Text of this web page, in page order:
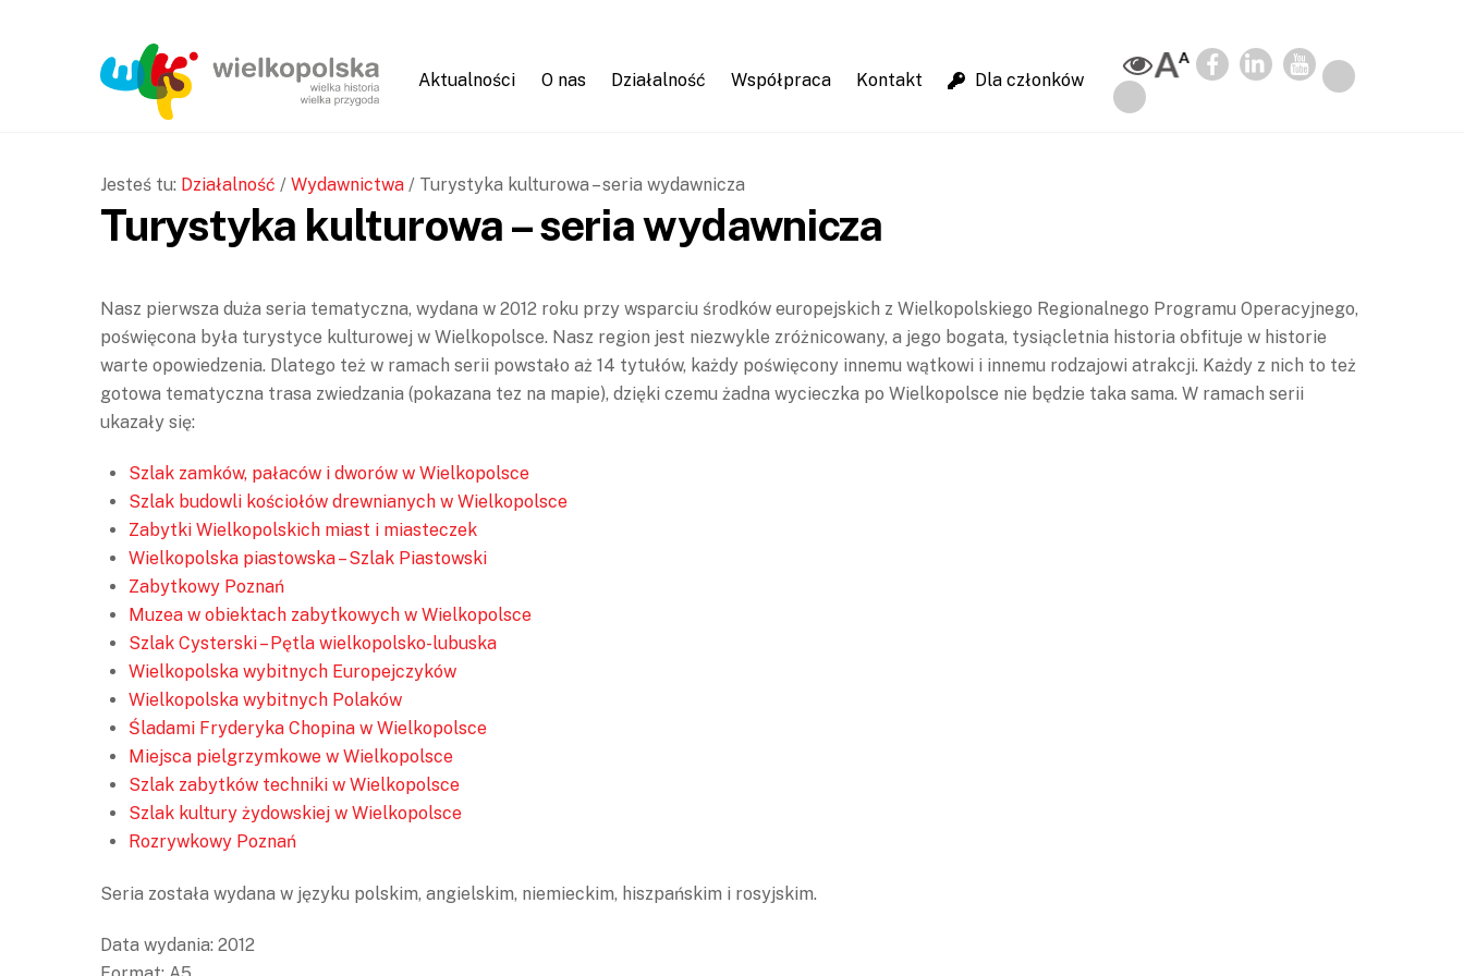
Aktualności O nas Działalność Współpraca Kontakt Dla członków
Jesteś tu: Działalność / Wydawnictwa / Turystyka kulturowa – seria wydawnicza
Turystyka kulturowa – seria wydawnicza
Nasz pierwsza duża seria tematyczna, wydana w 2012 roku przy wsparciu środków europejskich z Wielkopolskiego Regionalnego Programu Operacyjnego,
poświęcona była turystyce kulturowej w Wielkopolsce. Nasz region jest niezwykle zróżnicowany, a jego bogata, tysiącletnia historia obfituje w historie
warte opowiedzenia. Dlatego też w ramach serii powstało aż 14 tytułów, każdy poświęcony innemu wątkowi i innemu rodzajowi atrakcji. Każdy z nich to też
gotowa tematyczna trasa zwiedzania (pokazana tez na mapie), dzięki czemu żadna wycieczka po Wielkopolsce nie będzie taka sama. W ramach serii
ukazały się:
Szlak zamków, pałaców i dworów w Wielkopolsce
Szlak budowli kościołów drewnianych w Wielkopolsce
Zabytki Wielkopolskich miast i miasteczek
Wielkopolska piastowska – Szlak Piastowski
Zabytkowy Poznań
Muzea w obiektach zabytkowych w Wielkopolsce
Szlak Cysterski – Pętla wielkopolsko-lubuska
Wielkopolska wybitnych Europejczyków
Wielkopolska wybitnych Polaków
Śladami Fryderyka Chopina w Wielkopolsce
Miejsca pielgrzymkowe w Wielkopolsce
Szlak zabytków techniki w Wielkopolsce
Szlak kultury żydowskiej w Wielkopolsce
Rozrywkowy Poznań
Seria została wydana w języku polskim, angielskim, niemieckim, hiszpańskim i rosyjskim.
Data wydania: 2012